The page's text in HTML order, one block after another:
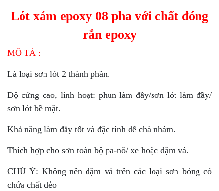
Lót xám epoxy 08 pha với chất đóng
rắn epoxy
MÔ TẢ :
Là loại sơn lót 2 thành phần.
Độ cứng cao, linh hoạt: phun làm đầy/sơn lót làm đầy/
sơn lót bề mặt.
Khả năng làm đầy tốt và đặc tính dễ chà nhám.
Thích hợp cho sơn toàn bộ pa-nô/ xe hoặc dặm vá.
CHÚ Ý: Không nên dặm vá trên các loại sơn bóng có
chứa chất dẻo